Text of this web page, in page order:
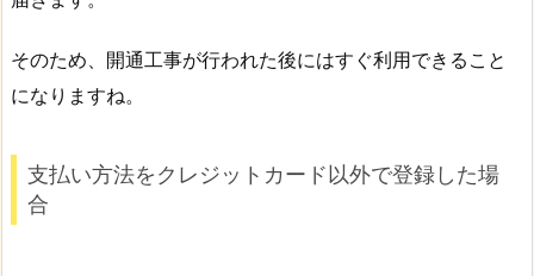
そのため、開通工事が行われた後にはすぐ利用できること
になりますね。
支払い方法をクレジットカード以外で登録した場
合